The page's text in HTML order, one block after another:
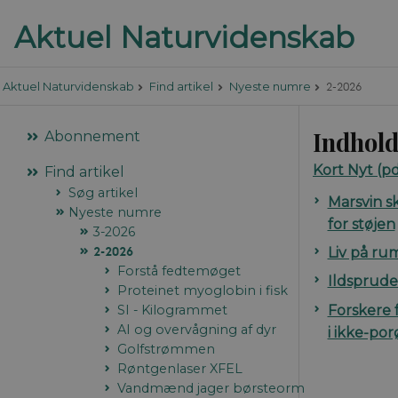
Aktuel Naturvidenskab Find artikel Nyeste numre 2-2026
Abonnement
Find artikel
Søg artikel
Nyeste numre
3-2026
2-2026
Forstå fedtemøget
Proteinet myoglobin i fisk
SI - Kilogrammet
AI og overvågning af dyr
Golfstrømmen
Røntgenlaser XFEL
Vandmænd jager børsteorm
Kort Nyt
Marsvin
for støjen
Liv på
Forskere
i ikke-